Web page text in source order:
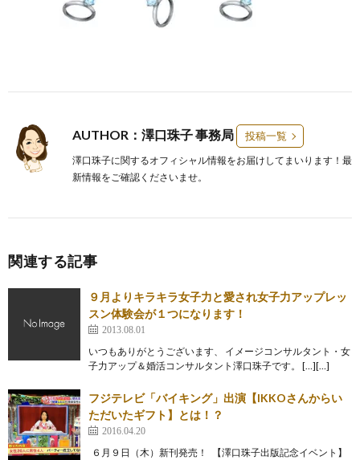
AUTHOR：澤口珠子 事務局 投稿一覧
澤口珠子に関するオフィシャル情報をお届けしてまいります！最
新情報をご確認くださいませ。
関連する記事
９月よりキラキラ女子力と愛され女子力アップレッ
スン体験会が１つになります！
2013.08.01
いつもありがとうございます、 イメージコンサルタント・女
子力アップ＆婚活コンサルタント澤口珠子です。 […][…]
フジテレビ「バイキング」出演【IKKOさんからい
ただいたギフト】とは！？
2016.04.20
６月９日（木）新刊発売！ 【澤口珠子出版記念イベント】